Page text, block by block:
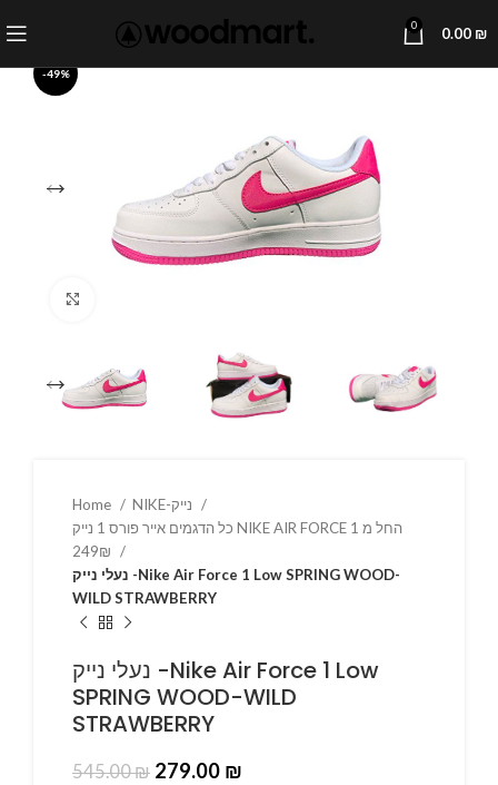
0 0.00 ₪
-49%
Home
כל הדגמים אייר פורס 1 נייק NIKE AIR FORCE 1 החל מ
נעלי נייק -Nike Air Force 1 Low SPRING WOOD-
WILD STRAWBERRY
נעלי נייק -Nike Air Force 1 Low
SPRING WOOD-WILD
STRAWBERRY
545.00₪ 279.00 ₪